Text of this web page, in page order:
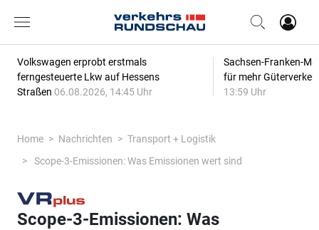
Volkswagen erprobt erstmals
ferngesteuerte Lkw auf Hessens
Straßen 06.08.2026, 14:45 Uhr
Sachsen-Franken-
für mehr
13:59 Uhr
Home Nachrichten
Transport + Logistik
Scope-3-Emissionen: Was Emissionen wert sind
Scope-3-Emissionen: Was